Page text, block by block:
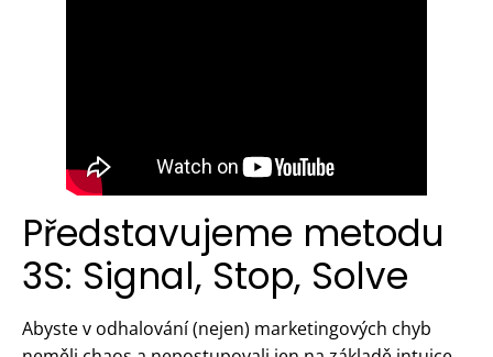
Představujeme metodu
3S: Signal, Stop, Solve
Abyste v odhalování (nejen) marketingových chyb